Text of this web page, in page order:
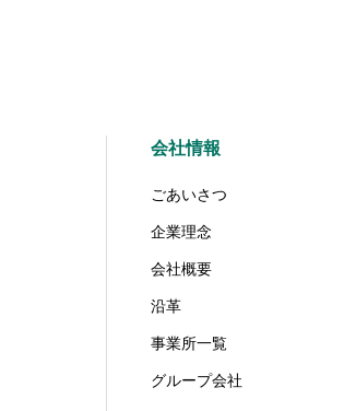
会社情報
ごあいさつ
企業理念
会社概要
沿革
事業所一覧
グループ会社